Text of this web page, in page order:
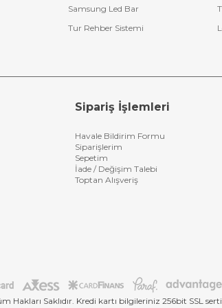
Samsung Led Bar
Tur Rehber Sistemi
Sipariş İşlemleri
Havale Bildirim Formu
Siparişlerim
Sepetim
İade / Değişim Talebi
Toptan Alışveriş
Hakları Saklıdır. Kredi kartı bilgileriniz 256bit SSL